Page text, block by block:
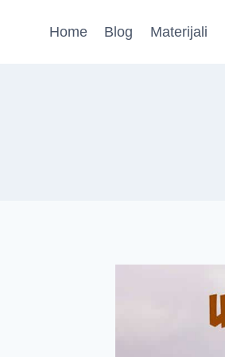
Home Blog Materijali